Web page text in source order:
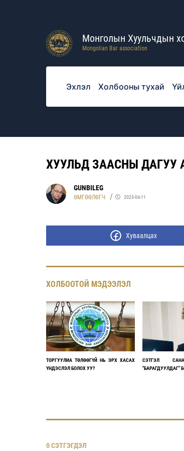
Монголын Хуульчдын
Mongolian Bar association
Эхлэл Холбооны тухай
ХУУЛЬД ЗААСНЫ ДАГУУ
GUNBILEG
ӨМГӨӨЛӨГЧ 2023-04-11
Хуваалцах
ХОЛБООТОЙ МЭДЭЭЛЭЛ
ТОРГУУЛИА ТӨЛӨӨГҮЙ НЬ ЭРХ ХАСАХ
ҮНДЭСЛЭЛ БОЛОХ УУ?
СЭТГЭЛ
"БАРАГДУУЛДАГ"
0 СЭТГЭГДЭЛ